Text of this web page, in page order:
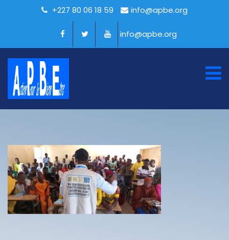
+227 80 06 18 59 info@apbe.org
info@apbe.org